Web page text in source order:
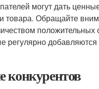
могут дать
товара. Обращайте
положительных
регулярно
конкурентов